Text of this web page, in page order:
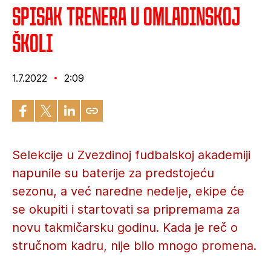
Spisak trenera u Omladinskoj
školi
1.7.2022 2:09
Selekcije u Zvezdinoj fudbalskoj akademiji
napunile su baterije za predstojeću
sezonu, a već naredne nedelje, ekipe će
se okupiti i startovati sa pripremama za
novu takmičarsku godinu. Kada je reč o
stručnom kadru, nije bilo mnogo promena.